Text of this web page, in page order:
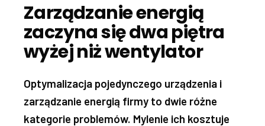
Zarządzanie energią
zaczyna się dwa piętra
wyżej niż wentylator
Optymalizacja pojedynczego urządzenia i
zarządzanie energią firmy to dwie różne
kategorie problemów. Mylenie ich kosztuje